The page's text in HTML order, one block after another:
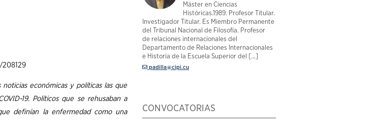
208129
económicas y políticas las que
19. Políticos que se rehusaban a
definían la enfermedad como una
Máster en Ciencias
Históricas.1989. Profesor Titular.
Investigador Titular. Es Miembro Permanente
del Tribunal Nacional de Filosofía. Profesor
de relaciones internacionales del
Departamento de Relaciones Internacionales
e Historia de la Escuela Superior del [...]
padilla@cipi.cu
CONVOCATORIAS